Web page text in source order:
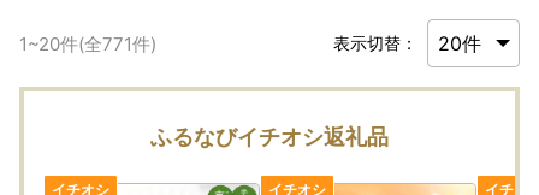
1~20件(全771件) 表示切替：
ふるなびイチオシ返礼品